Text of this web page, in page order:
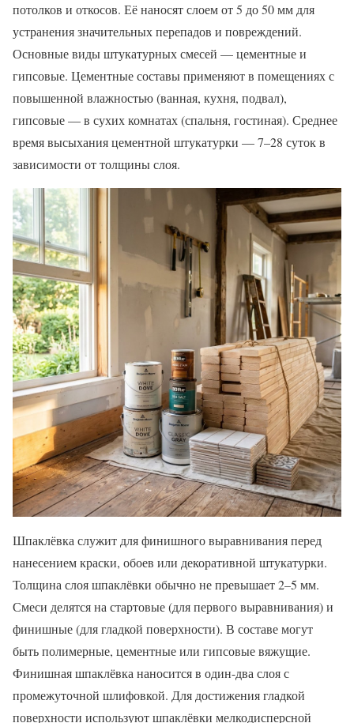
потолков и откосов. Её наносят слоем от 5 до 50 мм для
устранения значительных перепадов и повреждений.
Основные виды штукатурных смесей — цементные и
гипсовые. Цементные составы применяют в помещениях с
повышенной влажностью (ванная, кухня, подвал),
гипсовые — в сухих комнатах (спальня, гостиная). Среднее
время высыхания цементной штукатурки — 7–28 суток в
зависимости от толщины слоя.
Шпаклёвка служит для финишного выравнивания перед
нанесением краски, обоев или декоративной штукатурки.
Толщина слоя шпаклёвки обычно не превышает 2–5 мм.
Смеси делятся на стартовые (для первого выравнивания) и
финишные (для гладкой поверхности). В составе могут
быть полимерные, цементные или гипсовые вяжущие.
Финишная шпаклёвка наносится в один-два слоя с
промежуточной шлифовкой. Для достижения гладкой
поверхности используют шпаклёвки мелкодисперсной